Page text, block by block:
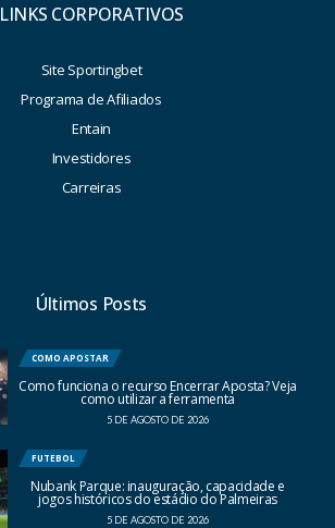
LINKS CORPORATIVOS
Site Sportingbet
Programa de Afiliados
Entain
Investidores
Carreiras
Últimos Posts
COMO APOSTAR
Como funciona o recurso Encerrar Aposta? Veja
como utilizar a ferramenta
5 DE AGOSTO DE 2026
FUTEBOL
Nubank Parque: inauguração, capacidade e
jogos históricos do estádio do Palmeiras
5 DE AGOSTO DE 2026